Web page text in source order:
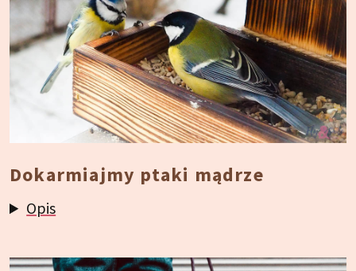
Dokarmiajmy ptaki mądrze
Opis